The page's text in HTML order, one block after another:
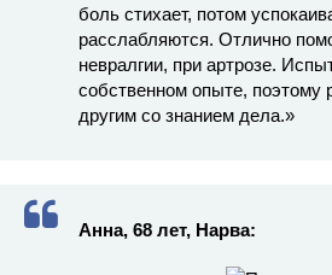
боль стихает, потом
расслабляются. Отлично
невралгии, при артрозе.
собственном опыте, поэтому
другим со знанием дела.»
Анна, 68 лет, Нарва: